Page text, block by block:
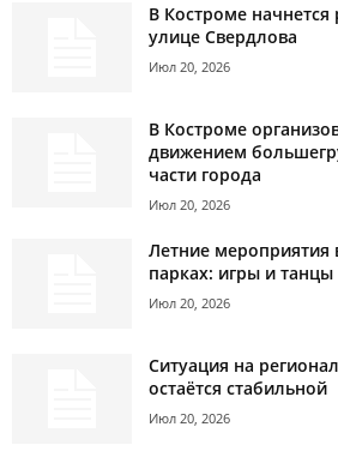
В Костроме начнется
улице Свердлова
Июл 20, 2026
В Костроме
движением
части города
Июл 20, 2026
Летние мероприятия
парках: игры и
Июл 20, 2026
Ситуация на
остаётся стабильной
Июл 20, 2026